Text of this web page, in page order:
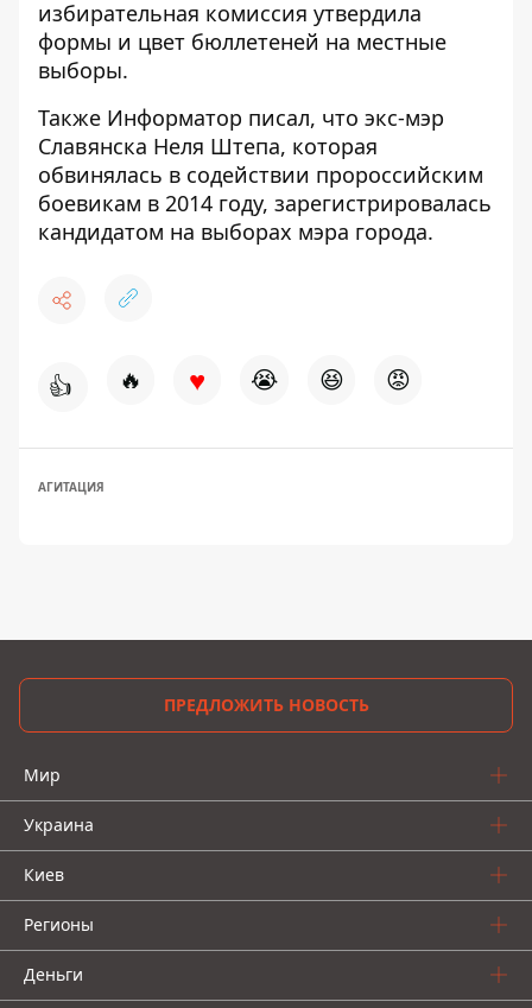
избирательная комиссия утвердила
формы и цвет бюллетеней на местные
выборы.
Также Информатор писал, что экс-мэр
Славянска Неля Штепа, которая
обвинялась в содействии пророссийским
боевикам в 2014 году, зарегистрировалась
кандидатом на выборах мэра города.
👍 🔥 ♥ 😭 😆 😡
АГИТАЦИЯ
ПРЕДЛОЖИТЬ НОВОСТЬ
Мир
Украина
Киев
Регионы
Деньги